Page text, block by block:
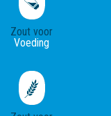
Zout voor
Voeding